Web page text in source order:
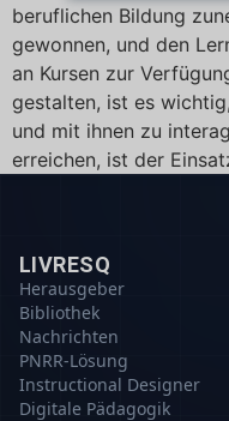
beruflichen Bildung
gewonnen, und den
an Kursen zur
gestalten, ist es
und mit ihnen zu
erreichen, ist der
LIVRESQ
Herausgeber
Bibliothek
Nachrichten
PNRR-Lösung
Instructional Designer
Digitale Pädagogik